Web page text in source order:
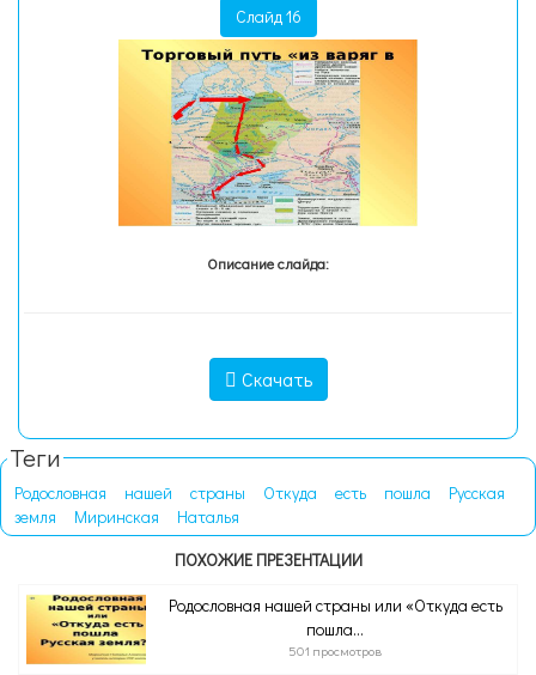
Слайд 16
Описание слайда:
Скачать
Теги
Родословная нашей страны Откуда есть пошла
Русская
земля
Миринская
Наталья
ПОХОЖИЕ ПРЕЗЕНТАЦИИ
Родословная нашей страны или «Откуда есть
пошла...
501 просмотров